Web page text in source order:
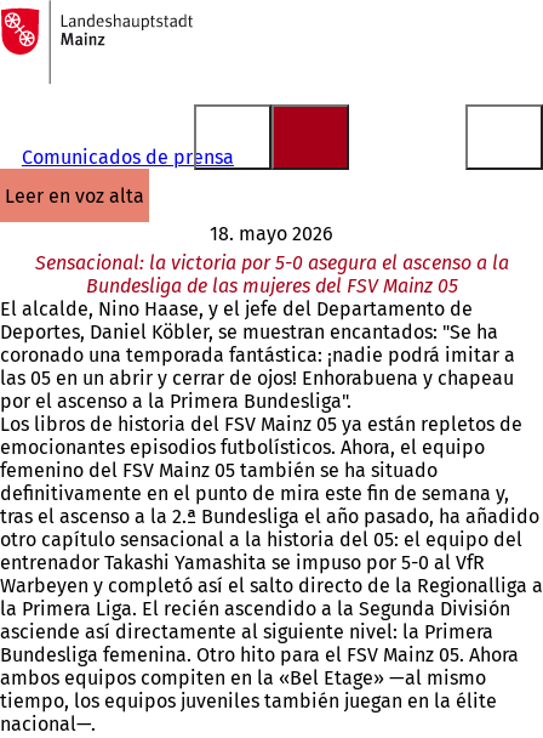
Saltar al contenido
A
la
página
Comunicados de prensa
leer en voz alta
18. mayo 2026
Sensacional: la victoria por 5-0 asegura el ascenso a la
Bundesliga de las mujeres del FSV Mainz 05
El alcalde, Nino Haase, y el jefe del Departamento de
Deportes, Daniel Köbler, se muestran encantados: "Se ha
coronado una temporada fantástica: ¡nadie podrá imitar a
las 05 en un abrir y cerrar de ojos! Enhorabuena y chapeau
por el ascenso a la Primera Bundesliga".
Los libros de historia del FSV Mainz 05 ya están repletos de
emocionantes episodios futbolísticos. Ahora, el equipo
femenino del FSV Mainz 05 también se ha situado
definitivamente en el punto de mira este fin de semana y,
tras el ascenso a la 2.ª Bundesliga el año pasado, ha añadido
otro capítulo sensacional a la historia del 05: el equipo del
entrenador Takashi Yamashita se impuso por 5-0 al VfR
Warbeyen y completó así el salto directo de la Regionalliga a
la Primera Liga. El recién ascendido a la Segunda División
asciende así directamente al siguiente nivel: la Primera
Bundesliga femenina. Otro hito para el FSV Mainz 05. Ahora
ambos equipos compiten en la «Bel Etage» —al mismo
tiempo, los equipos juveniles también juegan en la élite
nacional—.